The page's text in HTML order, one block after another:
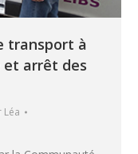
transport à
arrêt des
Léa